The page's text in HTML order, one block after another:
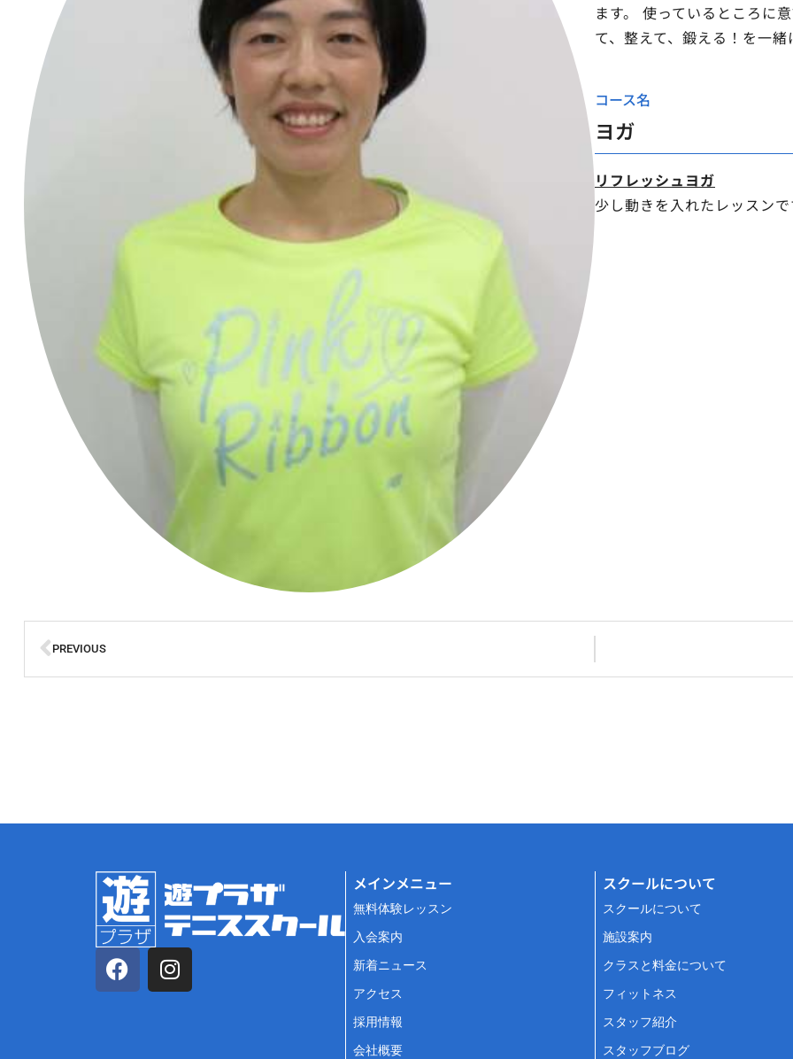
ます。 使っているところに
て、整えて、鍛える！を一
コース名
ヨガ
リフレッシュヨガ
少し動きを入れたレッスン
PREVIOUS
メインメニュー
無料体験レッスン
入会案内
新着ニュース
アクセス
採用情報
会社概要
スクールについて
スクールについて
施設案内
クラスと料金について
フィットネス
スタッフ紹介
スタッフブログ